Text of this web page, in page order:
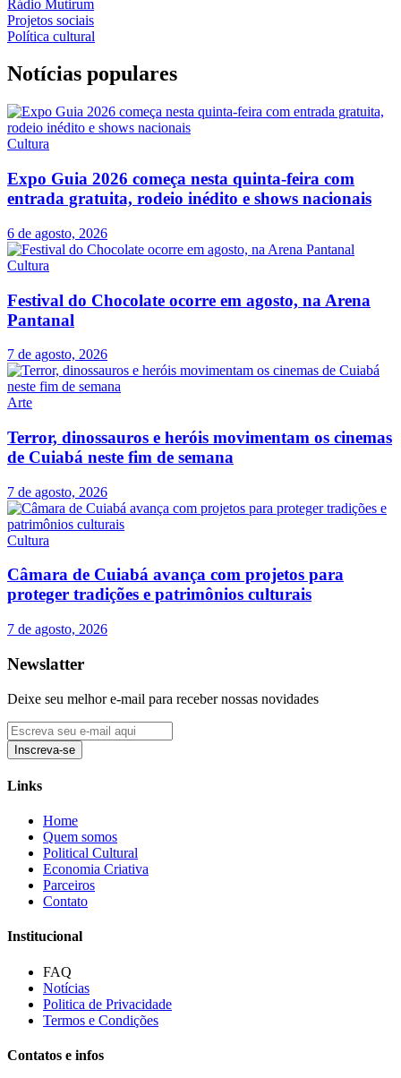
Rádio Mutirum
Projetos sociais
Política cultural
Notícias populares
Cultura
Expo Guia 2026 começa nesta quinta-feira com
entrada gratuita, rodeio inédito e shows nacionais
6 de agosto, 2026
Cultura
Festival do Chocolate ocorre em agosto, na Arena
Pantanal
7 de agosto, 2026
Arte
Terror, dinossauros e heróis movimentam os cinemas
de Cuiabá neste fim de semana
7 de agosto, 2026
Cultura
Câmara de Cuiabá avança com projetos para
proteger tradições e patrimônios culturais
7 de agosto, 2026
Newslatter
Deixe seu melhor e-mail para receber nossas novidades
Inscreva-se
Links
Home
Quem somos
Political Cultural
Economia Criativa
Parceiros
Contato
Institucional
FAQ
Notícias
Politica de Privacidade
Termos e Condições
Contatos e infos